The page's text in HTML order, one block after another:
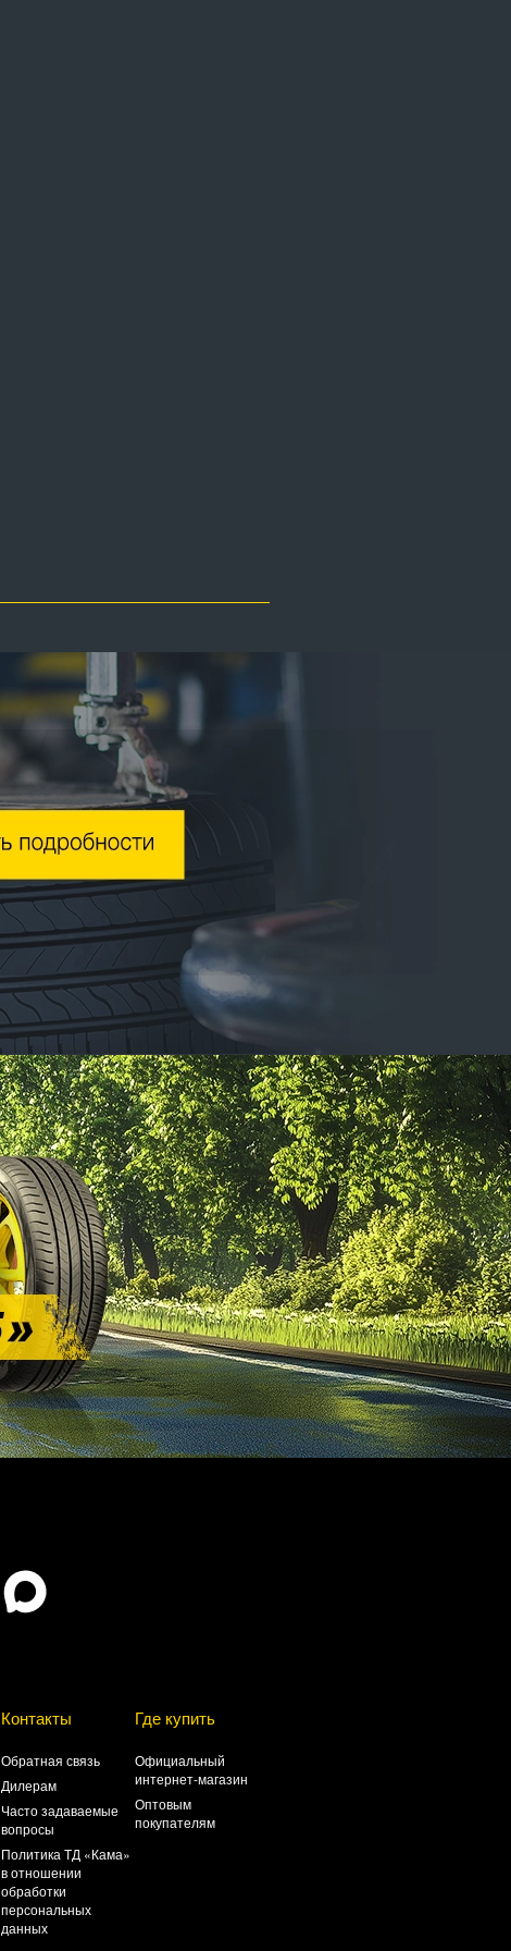
Контакты
Обратная связь
Дилерам
Часто задаваемые
вопросы
Политика ТД «Кама»
в отношении
обработки
персональных
данных
Где купить
Официальный
интернет-магазин
Оптовым
покупателям